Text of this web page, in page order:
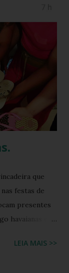
imaginou
do sertão
está na
em um
a essência
É a
modernidade
que
festas de
presentes
havaianas é
havaianas
LEIA MAIS >>